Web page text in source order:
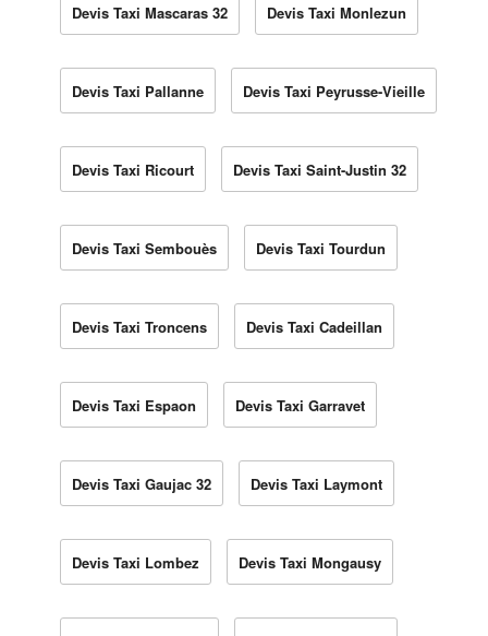
Devis Taxi Mascaras 32 Devis Taxi Monlezun
Devis Taxi Pallanne Devis Taxi Peyrusse-Vieille
Devis Taxi Ricourt Devis Taxi Saint-Justin 32
Devis Taxi Sembouès Devis Taxi Tourdun
Devis Taxi Troncens Devis Taxi Cadeillan
Devis Taxi Espaon Devis Taxi Garravet
Devis Taxi Gaujac 32 Devis Taxi Laymont
Devis Taxi Lombez Devis Taxi Mongausy